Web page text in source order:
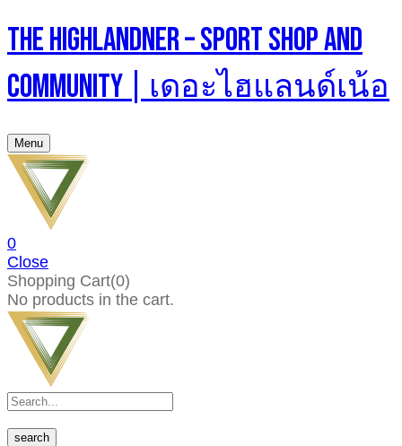
The Highlandner – Sport Shop And
Community | เดอะไฮแลนด์เน้อ
Menu
0
Close
Shopping Cart(0)
No products in the cart.
search